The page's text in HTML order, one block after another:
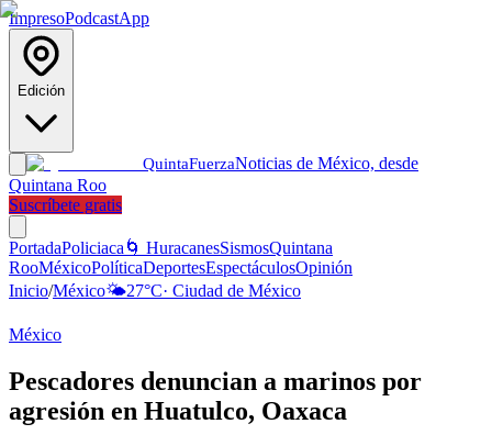
ImpresoPodcastApp
Edición
QuintaFuerzaNoticias de México, desde
Quintana Roo
Suscríbete gratis
PortadaPoliciaca 🌀 HuracanesSismosQuintana
RooMéxicoPolíticaDeportesEspectáculosOpinión
Inicio/México🌤️27°C· Ciudad de México
México
Pescadores denuncian a marinos por
agresión en Huatulco, Oaxaca